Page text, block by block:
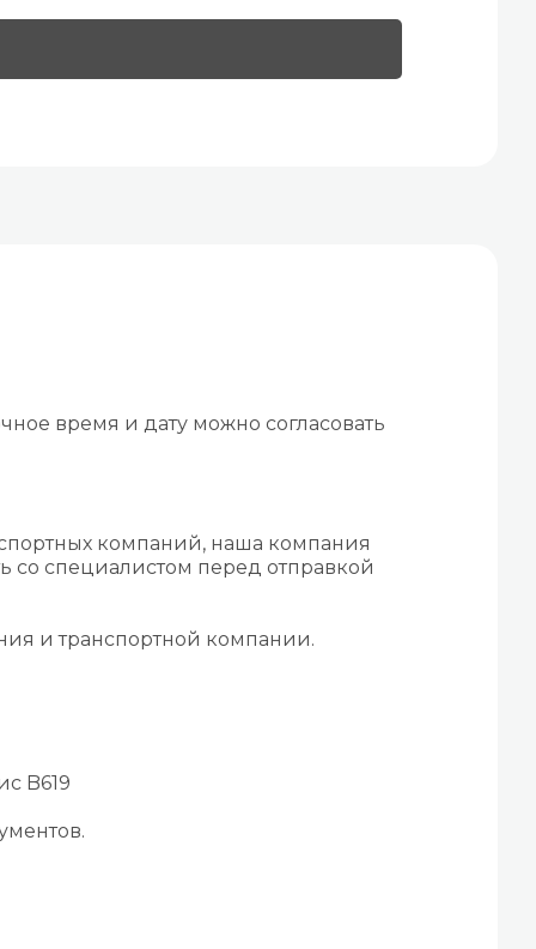
время и дату можно согласовать
компаний, наша компания
со специалистом перед отправкой
и транспортной компании.
B619